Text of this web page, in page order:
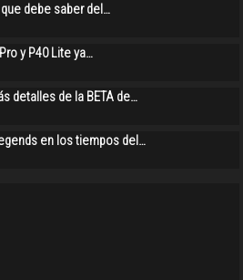
debe saber del…
y P40 Lite ya…
detalles de la BETA de…
en los tiempos del…